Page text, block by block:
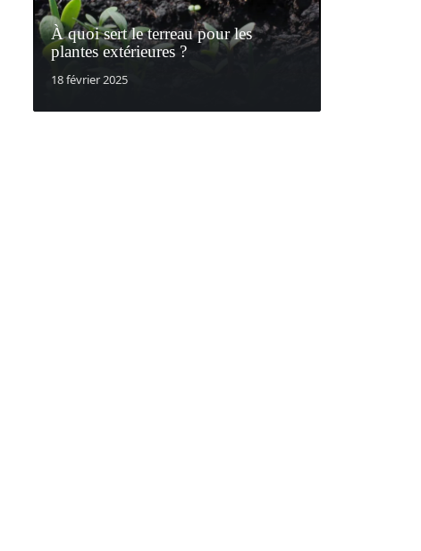
À quoi sert le terreau pour les
plantes extérieures ?
18 février 2025